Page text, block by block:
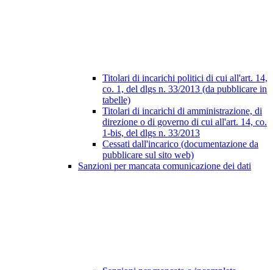
Titolari di incarichi politici di cui all'art. 14,
co. 1, del dlgs n. 33/2013 (da pubblicare in
tabelle)
Titolari di incarichi di amministrazione, di
direzione o di governo di cui all'art. 14, co.
1-bis, del dlgs n. 33/2013
Cessati dall'incarico (documentazione da
pubblicare sul sito web)
Sanzioni per mancata comunicazione dei dati